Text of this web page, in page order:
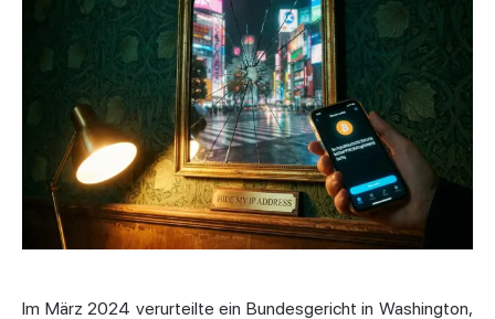
Im März 2024 verurteilte ein Bundesgericht in Washington,